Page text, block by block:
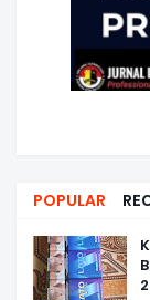
POPULAR